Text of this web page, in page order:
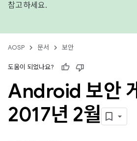
참고하세요.
AOSP 문서 보안
도움이 되었나요?
Android 보안
2017년 2월